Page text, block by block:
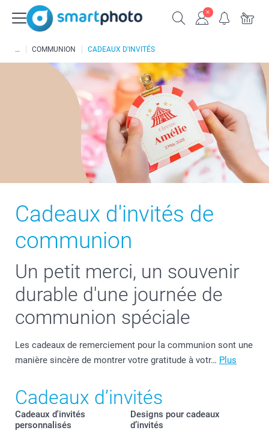
COMMUNION CADEAUX D'INVITÉS
Cadeaux d'invités de
communion
Un petit merci, un souvenir
durable d'une journée de
communion spéciale
Les cadeaux de remerciement pour la communion sont une
manière sincère de montrer votre gratitude à votr… Plus
Cadeaux d’invités
Cadeaux d'invités
personnalisés
Designs pour cadeaux
d’invités